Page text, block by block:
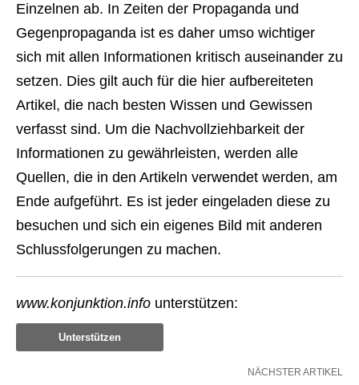
Einzelnen ab. In Zeiten der Propaganda und
Gegenpropaganda ist es daher umso wichtiger
sich mit allen Informationen kritisch auseinander zu
setzen. Dies gilt auch für die hier aufbereiteten
Artikel, die nach besten Wissen und Gewissen
verfasst sind. Um die Nachvollziehbarkeit der
Informationen zu gewährleisten, werden alle
Quellen, die in den Artikeln verwendet werden, am
Ende aufgeführt. Es ist jeder eingeladen diese zu
besuchen und sich ein eigenes Bild mit anderen
Schlussfolgerungen zu machen.
www.konjunktion.info unterstützen:
Unterstützen
NÄCHSTER ARTIKEL